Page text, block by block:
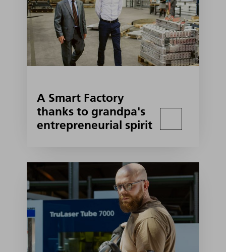
A Smart Factory
thanks to grandpa's
entrepreneurial spirit